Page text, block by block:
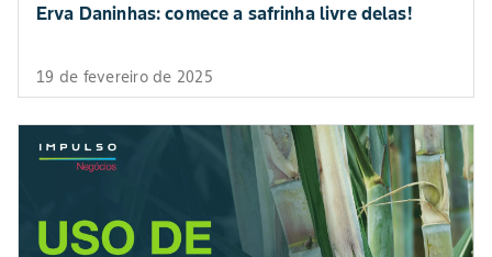
Erva Daninhas: comece a safrinha livre delas!
19 de fevereiro de 2025